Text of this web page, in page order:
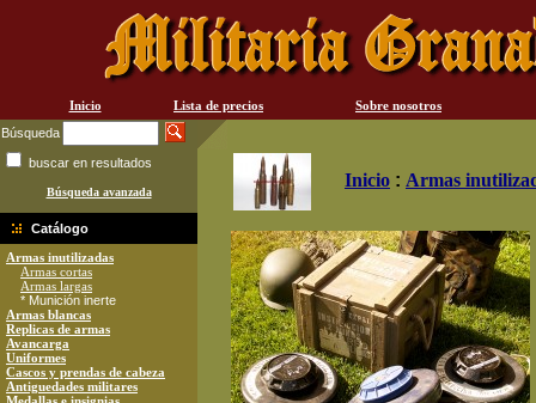
Inicio Lista de precios
Sobre nosotros
Búsqueda
buscar en resultados
Búsqueda avanzada
Catálogo
Armas inutilizadas
Armas cortas
Armas largas
* Munición inerte
Armas blancas
Replicas de armas
Avancarga
Uniformes
Cascos y prendas de cabeza
Antiguedades militares
Inicio : Armas